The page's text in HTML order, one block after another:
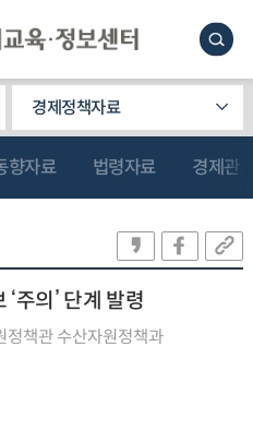
경제정책자료
향자료 법령자료 경제관
주의’ 단계 발령
정책관 수산자원정책과